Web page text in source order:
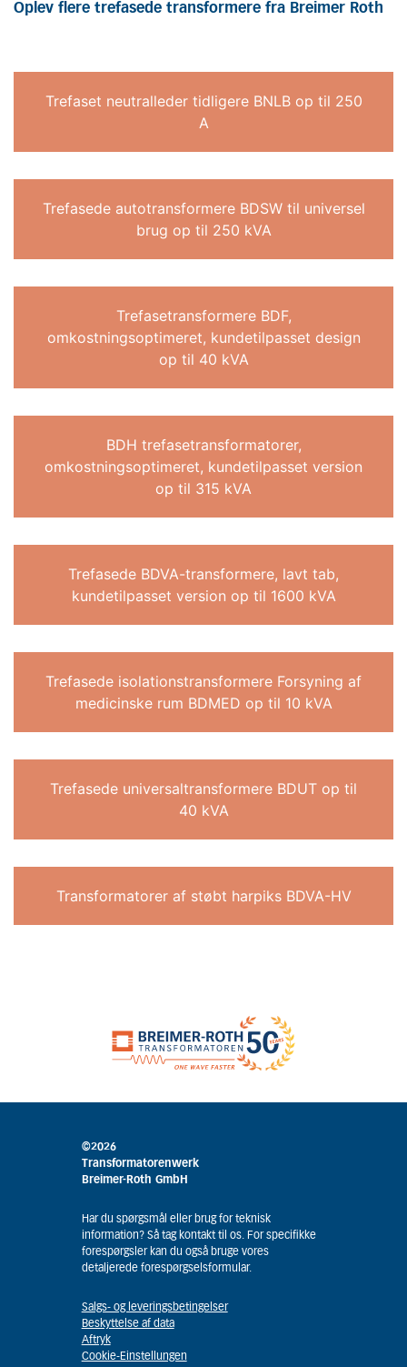
Oplev flere trefasede transformere fra Breimer Roth
Trefaset neutralleder tidligere BNLB op til 250
A
Trefasede autotransformere BDSW til universel
brug op til 250 kVA
Trefasetransformere BDF,
omkostningsoptimeret, kundetilpasset design
op til 40 kVA
BDH trefasetransformatorer,
omkostningsoptimeret, kundetilpasset version
op til 315 kVA
Trefasede BDVA-transformere, lavt tab,
kundetilpasset version op til 1600 kVA
Trefasede isolationstransformere Forsyning af
medicinske rum BDMED op til 10 kVA
Trefasede universaltransformere BDUT op til
40 kVA
Transformatorer af støbt harpiks BDVA-HV
©2026
Transformatorenwerk
Breimer-Roth GmbH
Har du spørgsmål eller brug for teknisk
information? Så tag kontakt til os. For specifikke
forespørgsler kan du også bruge vores
detaljerede forespørgselsformular.
Salgs- og leveringsbetingelser
Beskyttelse af data
Aftryk
Cookie-Einstellungen